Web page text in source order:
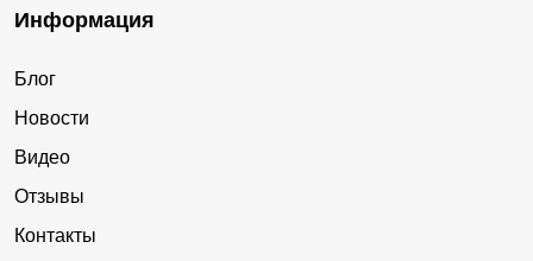
Информация
Блог
Новости
Видео
Отзывы
Контакты